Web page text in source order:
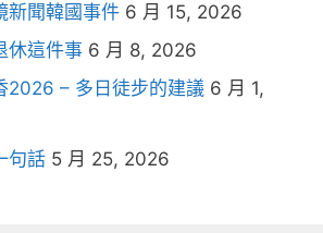
新聞韓國事件 6 月 15, 2026
休這件事 6 月 8, 2026
2026 – 多日徒步的建議 6 月 1,
句話 5 月 25, 2026